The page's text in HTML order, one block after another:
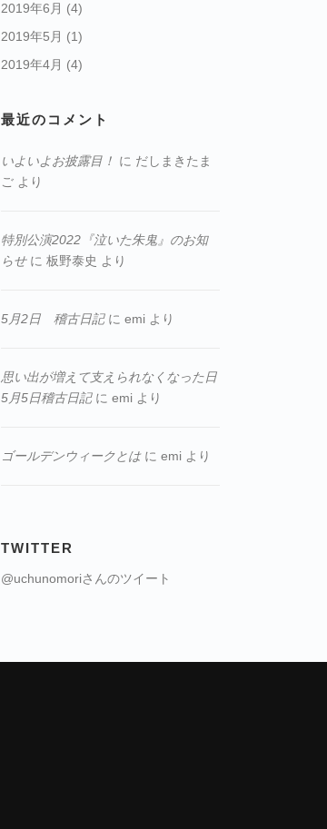
2019年6月 (4)
2019年5月 (1)
2019年4月 (4)
最近のコメント
いよいよお披露目！ に だしまきたま
ご より
特別公演2022『泣いた朱鬼』のお知
らせに 板野泰史 より
5月2日 稽古日記に emi より
思い出が増えて支えられなくなった日
5月5日稽古日記に emi より
ゴールデンウィークとはに emi より
TWITTER
@uchunomoriさんのツイート